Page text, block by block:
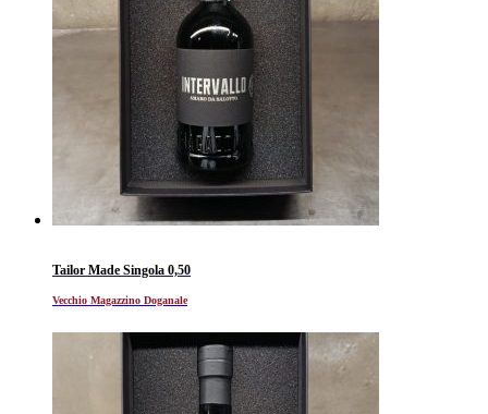
Tailor Made Singola 0,50
Vecchio Magazzino Doganale